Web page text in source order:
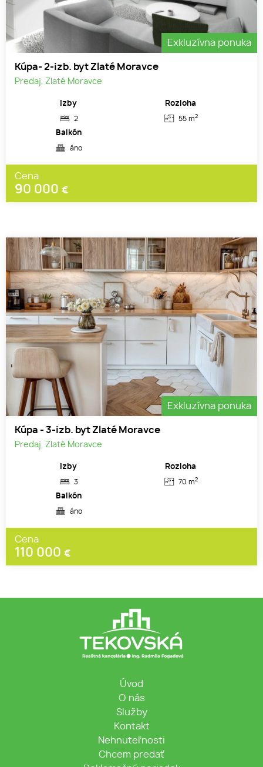
Exkluzívna ponuka
Kúpa- 2-izb. byt Zlaté Moravce
Predaj, Zlaté Moravce
Izby
2
Rozloha
55 m2
Balkón
áno
Cena
90 000 €
Exkluzívna ponuka
Kúpa - 3-izb. byt Zlaté Moravce
Predaj, Zlaté Moravce
Izby
3
Rozloha
70 m2
Balkón
áno
Cena
110 000 €
Úvod
O nás
Služby
Kontakt
Nehnuteľnosti
Chcem predať